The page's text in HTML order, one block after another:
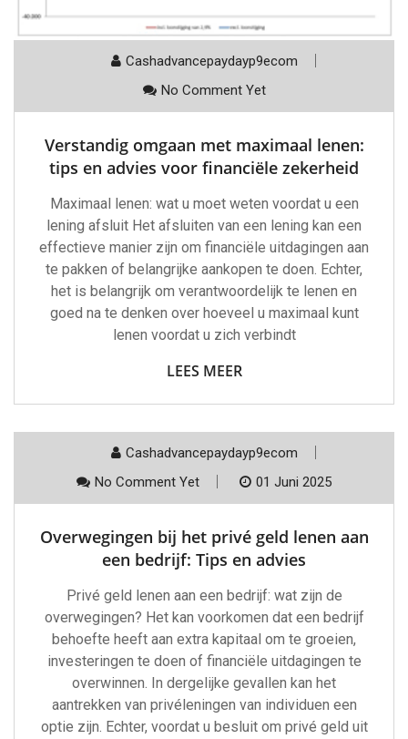
Cashadvancepaydayp9ecom
No Comment Yet
Verstandig omgaan met maximaal lenen:
tips en advies voor financiële zekerheid
Maximaal lenen: wat u moet weten voordat u een
lening afsluit Het afsluiten van een lening kan een
effectieve manier zijn om financiële uitdagingen aan
te pakken of belangrijke aankopen te doen. Echter,
het is belangrijk om verantwoordelijk te lenen en
goed na te denken over hoeveel u maximaal kunt
lenen voordat u zich verbindt
LEES MEER
Cashadvancepaydayp9ecom
No Comment Yet
01 Juni 2025
Overwegingen bij het privé geld lenen aan
een bedrijf: Tips en advies
Privé geld lenen aan een bedrijf: wat zijn de
overwegingen? Het kan voorkomen dat een bedrijf
behoefte heeft aan extra kapitaal om te groeien,
investeringen te doen of financiële uitdagingen te
overwinnen. In dergelijke gevallen kan het
aantrekken van privéleningen van individuen een
optie zijn. Echter, voordat u besluit om privé geld uit